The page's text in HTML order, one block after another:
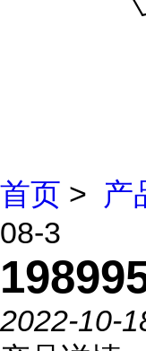
首页 > 产
08-3
2022-10-